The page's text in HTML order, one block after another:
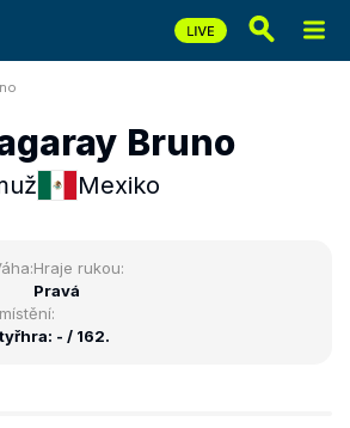
Bruno
Mexiko
Hraje rukou:
Pravá
- / 162.